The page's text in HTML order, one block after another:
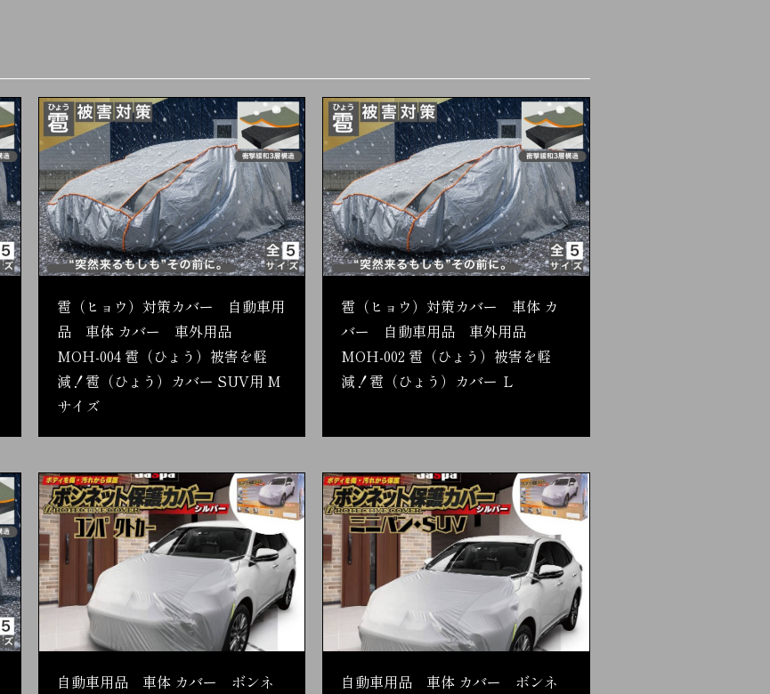
雹（ヒョウ）対策カバー 自動車用
品 車体 カバー 車外用品
MOH-004 雹（ひょう）被害を軽
減！雹（ひょう）カバー SUV用 M
サイズ
雹（ヒョウ）対策カバー 車体 カ
バー 自動車用品 車外用品
MOH-002 雹（ひょう）被害を軽
減！雹（ひょう）カバー Ｌ
自動車用品 車体 カバー ボンネ
自動車用品 車体 カバー ボンネ